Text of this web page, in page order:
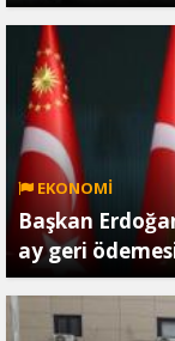
EKONOMİ
Başkan
ay geri